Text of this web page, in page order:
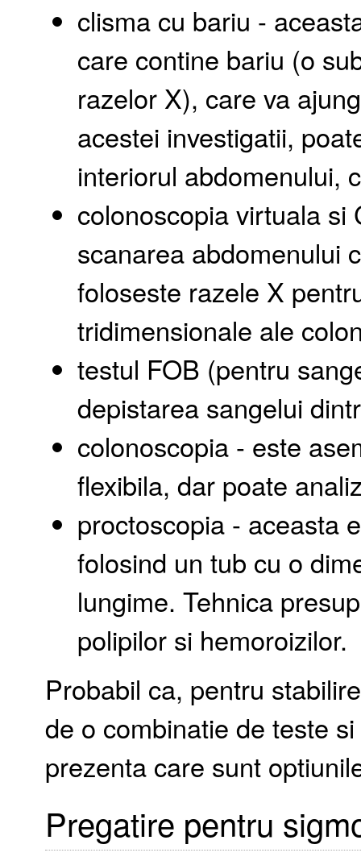
clisma cu bariu -
care contine bariu (o
razelor X), care va
acestei investigatii,
interiorul abdomenului,
colonoscopia virtuala si
scanarea abdomenului
foloseste razele X
tridimensionale ale
testul FOB (pentru
depistarea sangelui
colonoscopia - este
flexibila, dar poate
proctoscopia - aceasta
folosind un tub cu o
lungime. Tehnica
polipilor si hemoroizilor.
Probabil ca, pentru
de o combinatie de teste
prezenta care sunt
Pregatire pentru